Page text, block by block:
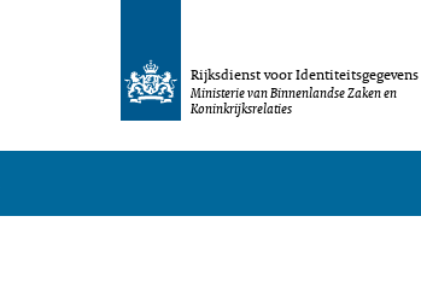
Rijksdienst voor Identiteitsgegevens
Ministerie van Binnenlandse Zaken en
Koninkrijksrelaties